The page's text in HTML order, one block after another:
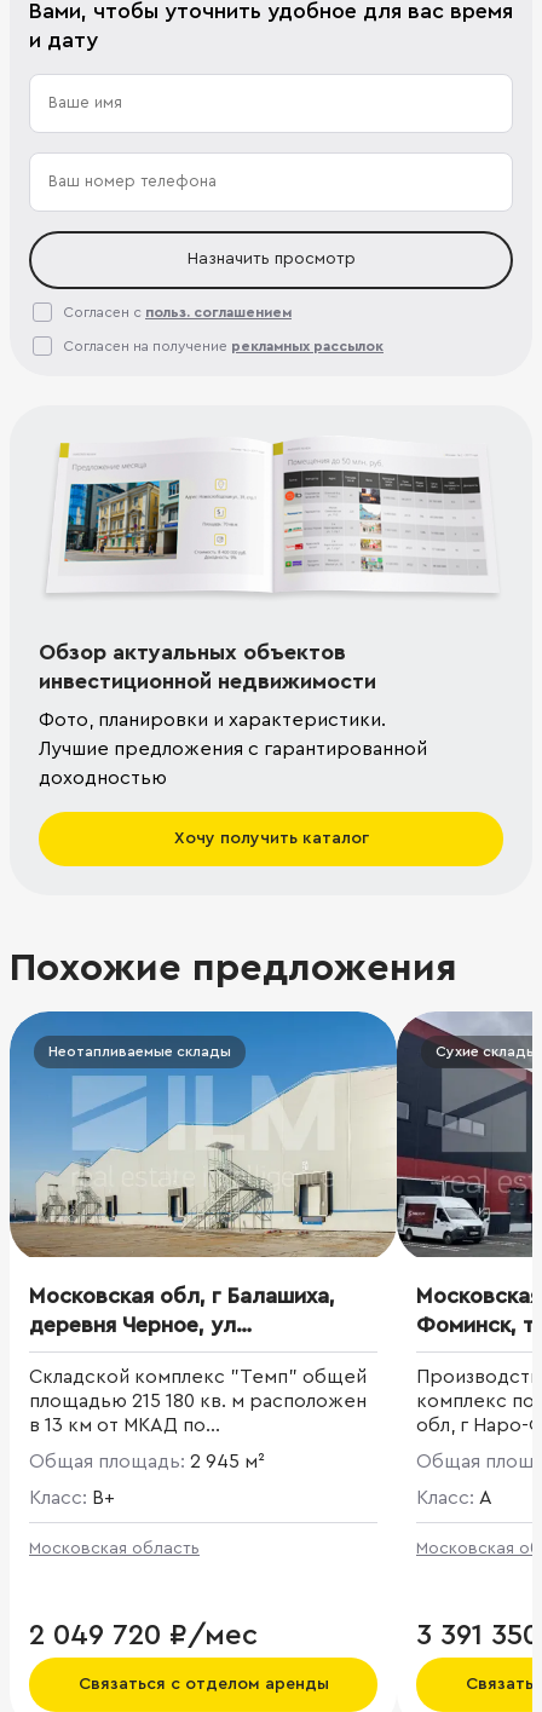
Вами, чтобы уточнить удобное для вас время
и дату
Назначить просмотр
Согласен с польз. соглашением
Согласен на получение рекламных рассылок
Обзор актуальных объектов
инвестиционной недвижимости
Фото, планировки и характеристики.
Лучшие предложения с гарантированной
доходностью
Хочу получить каталог
Похожие предложения
Неотапливаемые склады
Московская обл, г Балашиха,
деревня Черное, ул
Чернореченская, д 172
Складской комплекс "Темп" общей
площадью 215 180 кв. м расположен
в 13 км от МКАД по
Новосовихинскому шоссе, в
Балашихинском районе, д.Черное.
Общая площадь: 2 945 м²
Класс: B+
Московская область
2 049 720 ₽/мес
Связаться с отделом аренды
Сухие склады
Фоминск,
комплекс по
обл, г Наро-
Свитино
Общая
Класс: A
Московская
3 391